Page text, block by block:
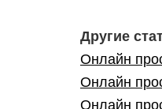
Другие
Онлайн
Онлайн
Онлайн